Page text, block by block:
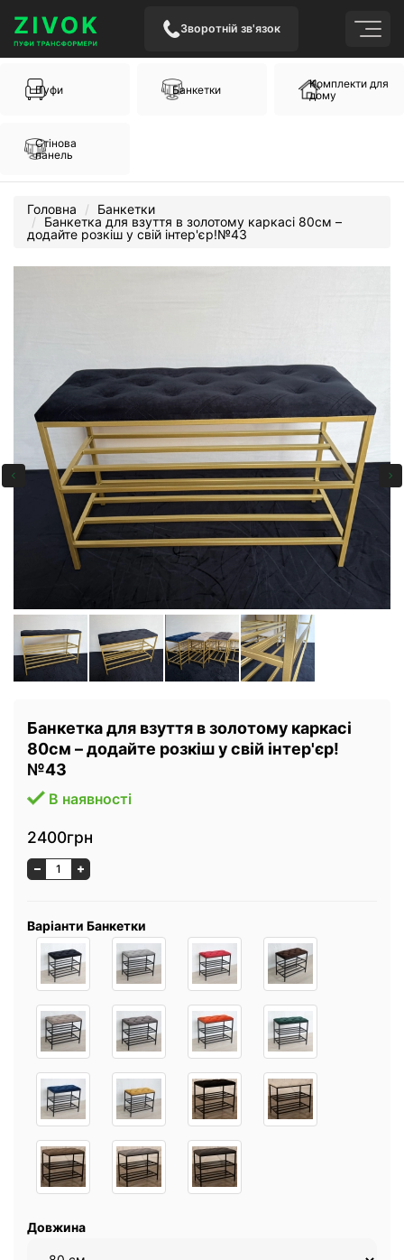
Зворотній зв'язок
Пуфи Банкетки
Комплекти для
дому
Стінова
панель
Головна
Банкетки
Банкетка для взуття в золотому каркасі 80см –
додайте розкіш у свій інтер'єр!№43
Банкетка для взуття в золотому каркасі
80см – додайте розкіш у свій інтер'єр!
№43
В наявності
2400грн
Варіанти Банкетки
Довжина